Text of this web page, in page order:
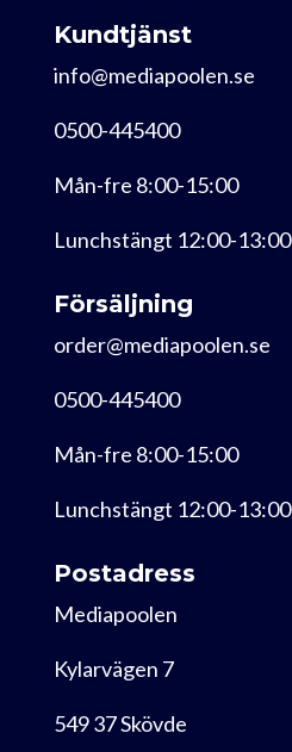
Kundtjänst
info@mediapoolen.se
0500-445400
Mån-fre 8:00-15:00
Lunchstängt 12:00-13:00
Försäljning
order@mediapoolen.se
0500-445400
Mån-fre 8:00-15:00
Lunchstängt 12:00-13:00
Postadress
Mediapoolen
Kylarvägen 7
549 37 Skövde